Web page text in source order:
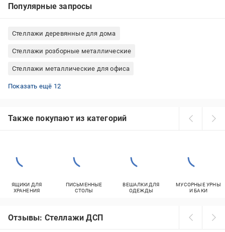
Популярные запросы
Стеллажи деревянные для дома
Стеллажи розборные металлические
Стеллажи металлические для офиса
Стеллажи пристенные металлические
Стеллажи белые для детской комнаты
Стеллажи с полками металлические
Стеллажи белые для книг
Стеллажи металлические для кухни
Стеллажи деревянные для книг
Стеллажи кованые для цветов
Стеллажи пристенные для книг
Стеллажи металлические для дома
Стеллажи металлические для гаража
Стеллажи Меткас металлические
Стеллажи деревянные для кухни
Показать ещё 12
Также покупают из категорий
ЯЩИКИ ДЛЯ
ХРАНЕНИЯ
ПИСЬМЕННЫЕ
СТОЛЫ
ВЕШАЛКИ ДЛЯ
ОДЕЖДЫ
МУСОРНЫЕ УРНЫ
И БАКИ
Отзывы: Стеллажи ДСП